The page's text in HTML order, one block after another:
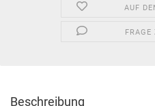
AUF
FRAGE
Beschreibung